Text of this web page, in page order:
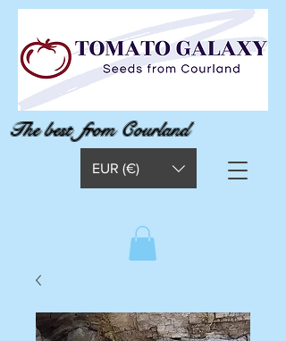
The best from Courland
EUR (€)